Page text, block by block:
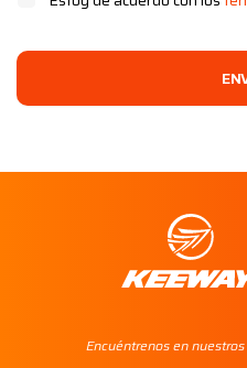
Encuéntrenos en